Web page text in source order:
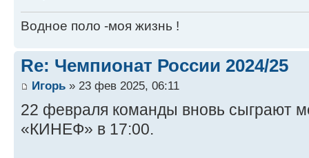
Водное поло -моя жизнь !
Re: Чемпионат России 2024/25
Игорь » 23 фев 2025, 06:11
22 февраля команды вновь сыграют
«КИНЕФ» в 17:00.